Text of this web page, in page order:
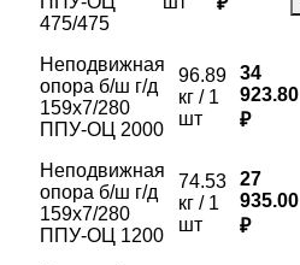
475/475
Неподвижная
опора б/ш г/д
159х7/280
ППУ-ОЦ 2000
96.89
кг / 1
шт
34
923.80
₽
Неподвижная
опора б/ш г/д
159х7/280
ППУ-ОЦ 1200
74.53
кг / 1
шт
27
935.00
₽